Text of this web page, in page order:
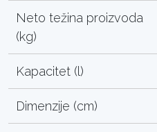
Neto težina proizvoda
(kg)
Kapacitet (l)
Dimenzije (cm)